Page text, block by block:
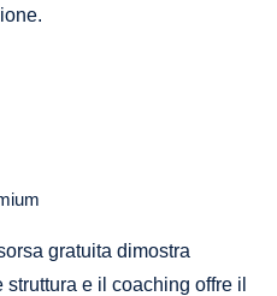
gratuita dimostra
e il coaching offre il